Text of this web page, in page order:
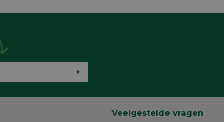
Veelgestelde vragen